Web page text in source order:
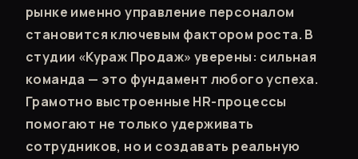
рынке именно управление персоналом
становится ключевым фактором роста. В
студии «Кураж Продаж» уверены: сильная
команда — это фундамент любого успеха.
Грамотно выстроенные HR-процессы
помогают не только удерживать
сотрудников, но и создавать реальную